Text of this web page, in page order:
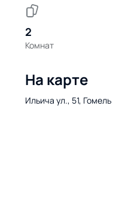
2
Комнат
На карте
Ильича ул., 51, Гомель